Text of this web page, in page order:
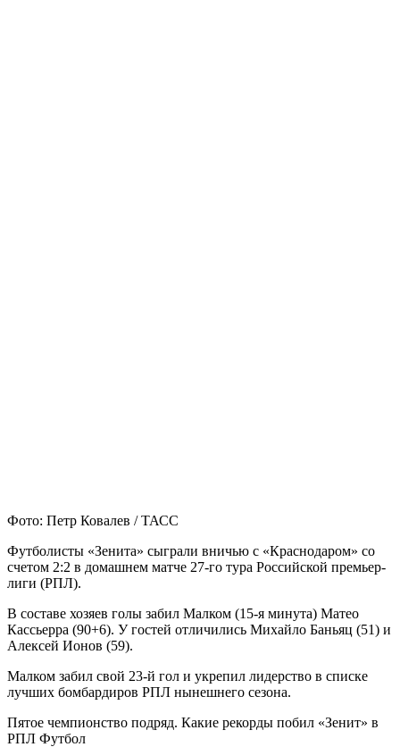
Фото: Петр Ковалев / ТАСС
Футболисты «Зенита» сыграли вничью с «Краснодаром» со
счетом 2:2 в домашнем матче 27-го тура Российской премьер-
лиги (РПЛ).
В составе хозяев голы забил Малком (15-я минута) Матео
Кассьерра (90+6). У гостей отличились Михайло Баньяц (51) и
Алексей Ионов (59).
Малком забил свой 23-й гол и укрепил лидерство в списке
лучших бомбардиров РПЛ нынешнего сезона.
Пятое чемпионство подряд. Какие рекорды побил «Зенит» в
РПЛ Футбол